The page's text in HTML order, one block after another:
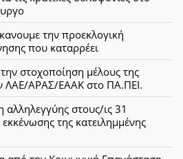
την προεκλογική
που καταρρέει
στοχοποίηση μέλους της
ΛΑΕ/ΑΡΑΣ/ΕΑΑΚ στο ΠΑ.ΠΕΙ.
στους/ις 31
της κατειλημμένης